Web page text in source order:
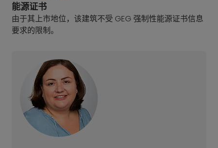
能源证书
由于其上市地位，该建筑不受 GEG 强制性能源证书信息
要求的限制。